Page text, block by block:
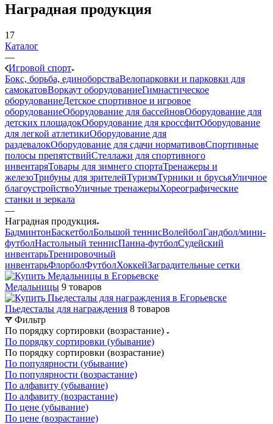
Наградная продукция
17
Каталог
—
Игровой спорт
Бокс, борьба, единоборстваВелопарковки и парковки для
самокатовВоркаут оборудованиеГимнастическое
оборудованиеДетское спортивное и игровое
оборудованиеОборудование для бассейновОборудование для
детских площадокОборудование для кроссфитОборудование
для легкой атлетикиОборудование для
раздевалокОборудование для сдачи нормативовСпортивные
полосы препятствийСтеллажи для спортивного
инвентаряТовары для зимнего спортаТренажеры и
железоТрибуны для зрителейТуризмТурники и брусьяУличное
благоустройствоУличные тренажерыХореографические
станки и зеркала
—
Наградная продукция
БадминтонБаскетболБольшой теннисВолейболГандбол/мини-
футболНастольный теннисПанна-футболСудейский
инвентарьТренировочный
инвентарьФлорболФутболХоккейЗаградительные сетки
Медальницы 9 товаров
Пьедесталы для награждения 8 товаров
Фильтр
По порядку сортировки (возрастание)
По порядку сортировки (убывание)
По порядку сортировки (возрастание)
По популярности (убывание)
По популярности (возрастание)
По алфавиту (убывание)
По алфавиту (возрастание)
По цене (убывание)
По цене (возрастание)